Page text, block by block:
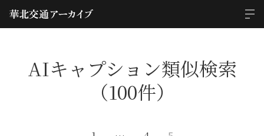
AIキャプション類似検索
（100件）